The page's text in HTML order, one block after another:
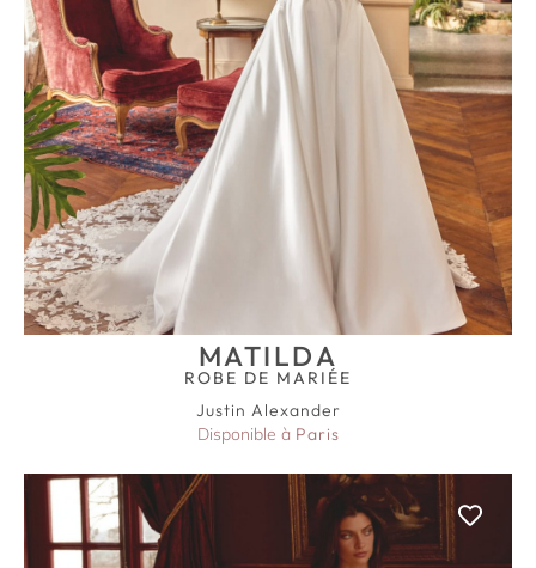
MATILDA
ROBE DE MARIÉE
Justin Alexander
Disponible à Paris